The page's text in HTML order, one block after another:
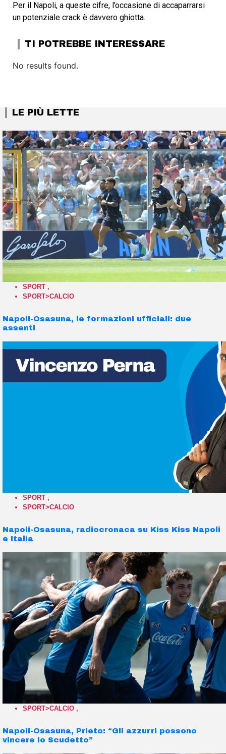
Per il Napoli, a queste cifre, l’occasione di accaparrarsi
un potenziale crack è davvero ghiotta.
TI POTREBBE INTERESSARE
No results found.
LE PIÙ LETTE
SPORT ,
SPORT>CALCIO
Napoli-Osasuna, le formazioni ufficiali: due
assenti
SPORT ,
SPORT>CALCIO
Napoli-Osasuna, radiocronaca su Kiss Kiss Napoli
e Italia
SPORT>CALCIO ,
Napoli-Osasuna, Prieto: “Gli azzurri possono
vincere lo Scudetto”